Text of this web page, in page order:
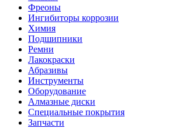
Фреоны
Ингибиторы коррозии
Химия
Подшипники
Ремни
Лакокраски
Абразивы
Инструменты
Оборудование
Алмазные диски
Специальные покрытия
Запчасти